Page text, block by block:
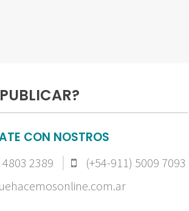
CON NOSTROS
2389
(+54-911) 5009 7093